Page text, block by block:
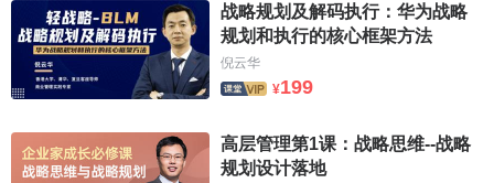
战略规划及解码执行：华为战略
规划和执行的核心框架方法
倪云华
¥199
高层管理第1课：战略思维--战略
规划设计落地